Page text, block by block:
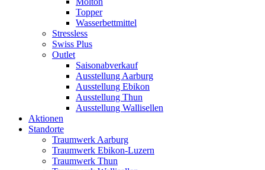
Topper
Wasserbettmittel
Stressless
Swiss Plus
Outlet
Saisonabverkauf
Ausstellung Aarburg
Ausstellung Ebikon
Ausstellung Thun
Ausstellung Wallisellen
Aktionen
Standorte
Traumwerk Aarburg
Traumwerk Ebikon-Luzern
Traumwerk Thun